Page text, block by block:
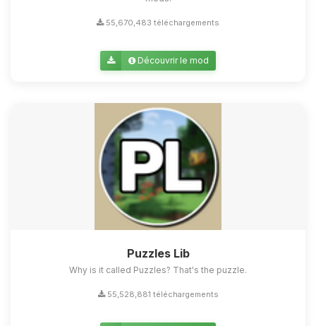
55,670,483 téléchargements
Découvrir le mod
Puzzles Lib
Why is it called Puzzles? That's the puzzle.
55,528,881 téléchargements